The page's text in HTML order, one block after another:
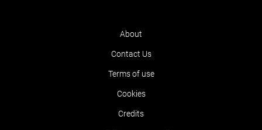
About
Contact Us
Terms of use
Cookies
Credits